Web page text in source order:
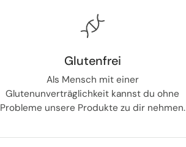
Glutenfrei
Als Mensch mit einer
Glutenunverträglichkeit kannst du ohne
Probleme unsere Produkte zu dir nehmen.